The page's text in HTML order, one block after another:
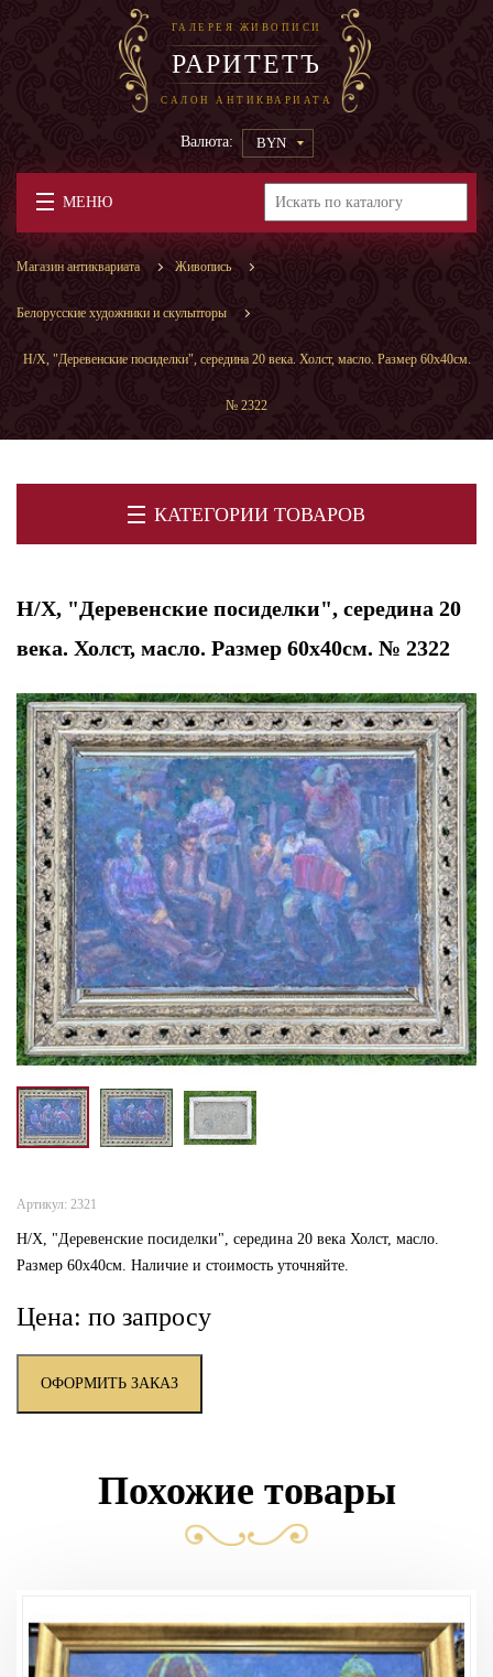
ГАЛЕРЕЯ ЖИВОПИСИ
РАРИТЕТЪ
САЛОН АНТИКВАРИАТА
Валюта: BYN
МЕНЮ
Магазин антиквариата Живопись
Белорусские художники и скульпторы
Н/Х, "Деревенские посиделки", середина 20 века. Холст, масло. Размер 60х40см.
№ 2322
КАТЕГОРИИ ТОВАРОВ
Н/Х, "Деревенские посиделки", середина 20
века. Холст, масло. Размер 60х40см. № 2322
Артикул: 2321
Н/Х, "Деревенские посиделки", середина 20 века Холст, масло.
Размер 60х40см. Наличие и стоимость уточняйте.
Цена: по запросу
ОФОРМИТЬ ЗАКАЗ
Похожие товары